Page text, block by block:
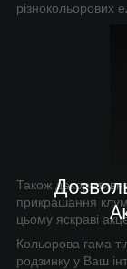
різнокольорових
Також
прикрашання
цьому яскраві
Кольорова гама
родзинку у Ваш